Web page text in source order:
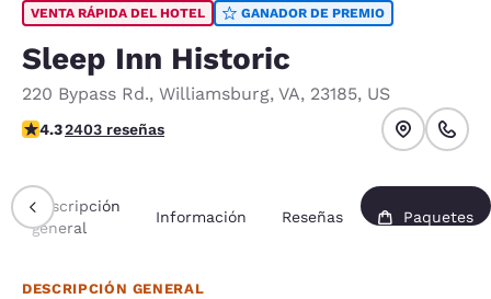
VENTA RÁPIDA DEL HOTEL GANADOR DE PREMIO
Sleep Inn Historic
220 Bypass Rd., Williamsburg, VA, 23185, US
calificación de 4.27 estrellas. Excelente.
4.32403 reseñas
Descripción
general
Información Reseñas Paquetes
DESCRIPCIÓN GENERAL